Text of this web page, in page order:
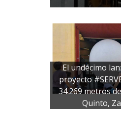
El undécimo
proyecto
34.269 metros
Quinto,